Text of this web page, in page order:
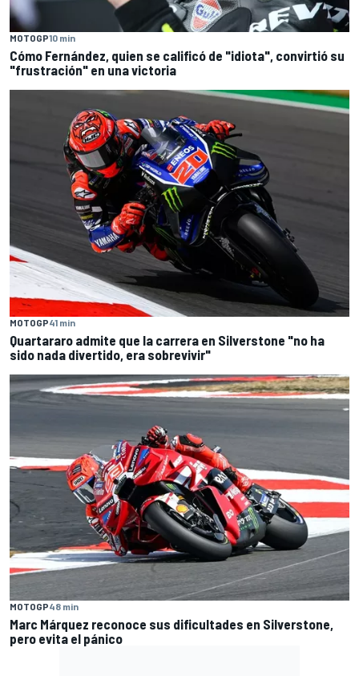
MOTOGP10 min
Cómo Fernández, quien se calificó de "idiota", convirtió su
"frustración" en una victoria
MOTOGP41 min
Quartararo admite que la carrera en Silverstone "no ha
sido nada divertido, era sobrevivir"
MOTOGP48 min
Marc Márquez reconoce sus dificultades en Silverstone,
pero evita el pánico